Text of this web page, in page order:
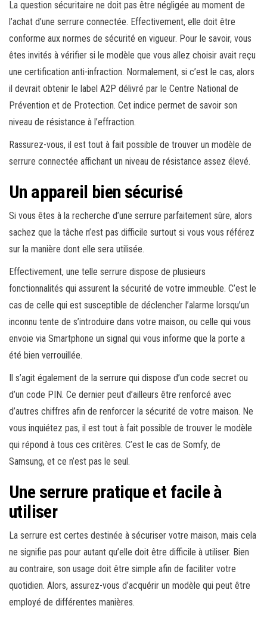
La question sécuritaire ne doit pas être négligée au moment de
l’achat d’une serrure connectée. Effectivement, elle doit être
conforme aux normes de sécurité en vigueur. Pour le savoir, vous
êtes invités à vérifier si le modèle que vous allez choisir avait reçu
une certification anti-infraction. Normalement, si c’est le cas, alors
il devrait obtenir le label A2P délivré par le Centre National de
Prévention et de Protection. Cet indice permet de savoir son
niveau de résistance à l’effraction.
Rassurez-vous, il est tout à fait possible de trouver un modèle de
serrure connectée affichant un niveau de résistance assez élevé.
Un appareil bien sécurisé
Si vous êtes à la recherche d’une serrure parfaitement sûre, alors
sachez que la tâche n’est pas difficile surtout si vous vous référez
sur la manière dont elle sera utilisée.
Effectivement, une telle serrure dispose de plusieurs
fonctionnalités qui assurent la sécurité de votre immeuble. C’est le
cas de celle qui est susceptible de déclencher l’alarme lorsqu’un
inconnu tente de s’introduire dans votre maison, ou celle qui vous
envoie via Smartphone un signal qui vous informe que la porte a
été bien verrouillée.
Il s’agit également de la serrure qui dispose d’un code secret ou
d’un code PIN. Ce dernier peut d’ailleurs être renforcé avec
d’autres chiffres afin de renforcer la sécurité de votre maison. Ne
vous inquiétez pas, il est tout à fait possible de trouver le modèle
qui répond à tous ces critères. C’est le cas de Somfy, de
Samsung, et ce n’est pas le seul.
Une serrure pratique et facile à
utiliser
La serrure est certes destinée à sécuriser votre maison, mais cela
ne signifie pas pour autant qu’elle doit être difficile à utiliser. Bien
au contraire, son usage doit être simple afin de faciliter votre
quotidien. Alors, assurez-vous d’acquérir un modèle qui peut être
employé de différentes manières.